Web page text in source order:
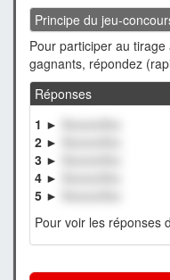
Principe du jeu-
Pour participer au
gagnants, répondez
Réponses
1 ►
2 ►
3 ►
4 ►
5 ►
Pour voir les réponses